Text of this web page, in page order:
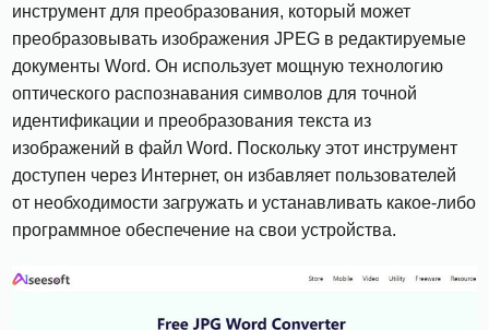
инструмент для преобразования, который может
преобразовывать изображения JPEG в редактируемые
документы Word. Он использует мощную технологию
оптического распознавания символов для точной
идентификации и преобразования текста из
изображений в файл Word. Поскольку этот инструмент
доступен через Интернет, он избавляет пользователей
от необходимости загружать и устанавливать какое-либо
программное обеспечение на свои устройства.